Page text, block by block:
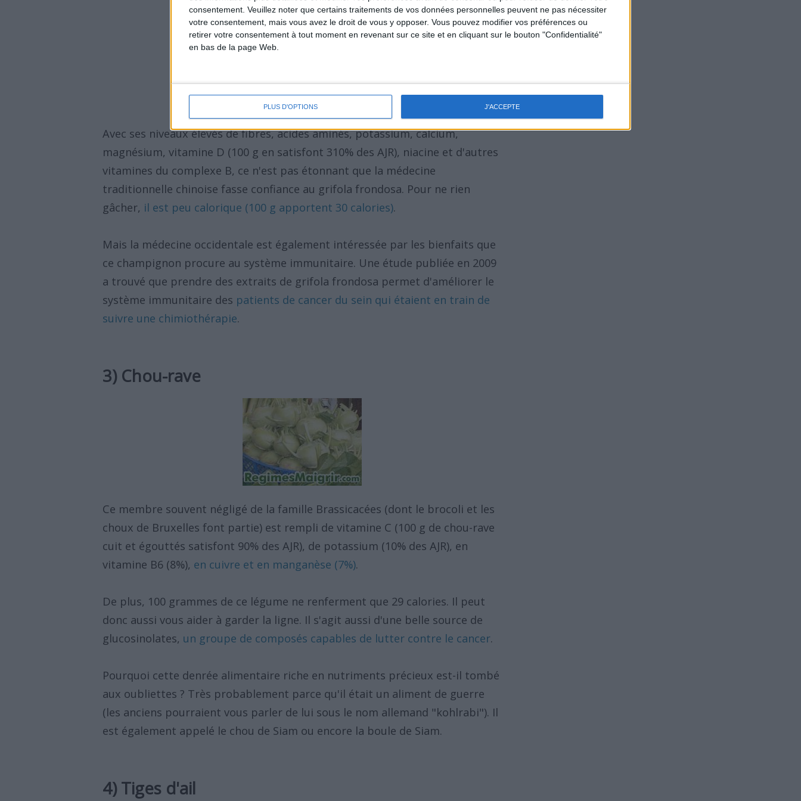
consentement. Veuillez noter que certains traitements de vos données personnelles peuvent ne pas nécessiter
votre consentement, mais vous avez le droit de vous y opposer. Vous pouvez modifier vos préférences ou
retirer votre consentement à tout moment en revenant sur ce site et en cliquant sur le bouton "Confidentialité"
en bas de la page Web.
PLUS D'OPTIONS J'ACCEPTE
Avec ses niveaux élevés de fibres, acides aminés, potassium, calcium,
magnésium, vitamine D (100 g en satisfont 310% des AJR), niacine et d'autres
vitamines du complexe B, ce n'est pas étonnant que la médecine
traditionnelle chinoise fasse confiance au grifola frondosa. Pour ne rien
gâcher, il est peu calorique (100 g apportent 30 calories).
Mais la médecine occidentale est également intéressée par les bienfaits que
ce champignon procure au système immunitaire. Une étude publiée en 2009
a trouvé que prendre des extraits de grifola frondosa permet d'améliorer le
système immunitaire des patients de cancer du sein qui étaient en train de
suivre une chimiothérapie.
3) Chou-rave
Ce membre souvent négligé de la famille Brassicacées (dont le brocoli et les
choux de Bruxelles font partie) est rempli de vitamine C (100 g de chou-rave
cuit et égouttés satisfont 90% des AJR), de potassium (10% des AJR), en
vitamine B6 (8%), en cuivre et en manganèse (7%).
De plus, 100 grammes de ce légume ne renferment que 29 calories. Il peut
donc aussi vous aider à garder la ligne. Il s'agit aussi d'une belle source de
glucosinolates, un groupe de composés capables de lutter contre le cancer.
Pourquoi cette denrée alimentaire riche en nutriments précieux est-il tombé
aux oubliettes ? Très probablement parce qu'il était un aliment de guerre
(les anciens pourraient vous parler de lui sous le nom allemand "kohlrabi"). Il
est également appelé le chou de Siam ou encore la boule de Siam.
4) Tiges d'ail